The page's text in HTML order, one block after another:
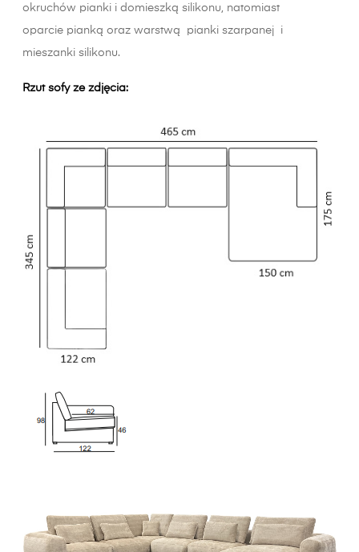
okruchów pianki i domieszką silikonu, natomiast
oparcie pianką oraz warstwą pianki szarpanej i
mieszanki silikonu.
Rzut sofy ze zdjęcia: